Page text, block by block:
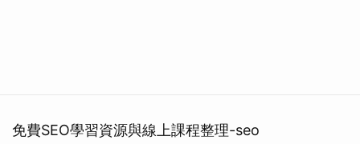
免費SEO學習資源與線上課程整理-seo